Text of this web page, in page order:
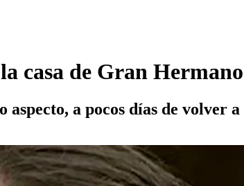
casa de Gran Hermano
a pocos días de volver